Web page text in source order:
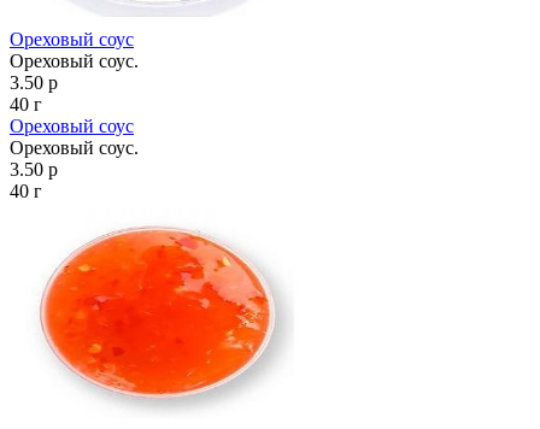
Ореховый соус
Ореховый соус.
3.50 р
40 г
Ореховый соус
Ореховый соус.
3.50 р
40 г